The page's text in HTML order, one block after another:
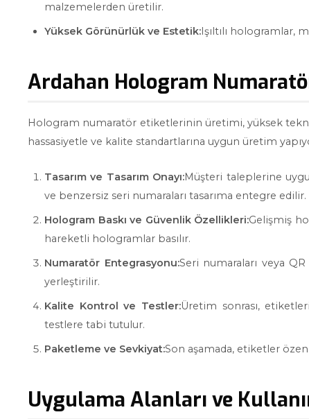
malzemelerden üretilir.
Yüksek Görünürlük ve Estetik:Işıltılı hologramlar,
Ardahan Hologram
Hologram numaratör etiketlerinin üretimi, yüksek
hassasiyetle ve kalite standartlarına uygun üretim
Tasarım ve Tasarım Onayı:Müşteri taleplerine
ve benzersiz seri numaraları tasarıma entegre edilir.
Hologram Baskı ve Güvenlik Özellikleri:Gelişmiş
hareketli hologramlar basılır.
Numaratör Entegrasyonu:Seri numaraları veya
yerleştirilir.
Kalite Kontrol ve Testler:Üretim sonrası,
testlere tabi tutulur.
Paketleme ve Sevkiyat:Son aşamada, etiketler
Uygulama Alanları ve